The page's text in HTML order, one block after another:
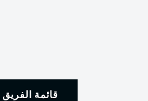
قائمة الفريق